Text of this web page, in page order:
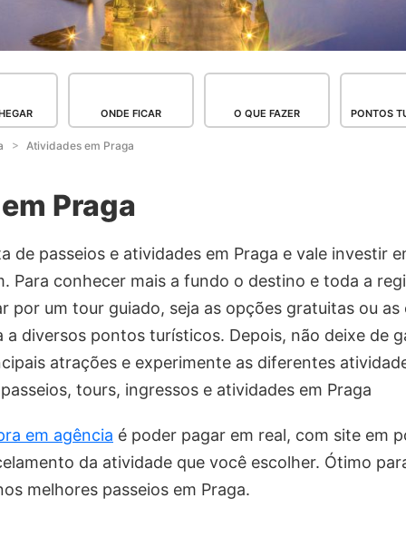
ONDE FICAR O QUE FAZER PONTOS
Atividades em Praga
Praga
de passeios e atividades em Praga e vale investir
Para conhecer mais a fundo o destino e toda a
por um tour guiado, seja as opções gratuitas ou as
a diversos pontos turísticos. Depois, não deixe de
atrações e experimente as diferentes
tours, ingressos e atividades em Praga
em agência é poder pagar em real, com site em
da atividade que você escolher. Ótimo
melhores passeios em Praga.